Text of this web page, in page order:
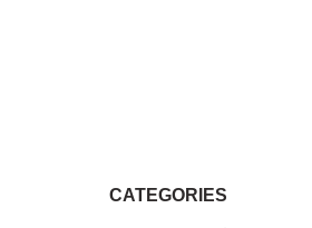
CATEGORIES